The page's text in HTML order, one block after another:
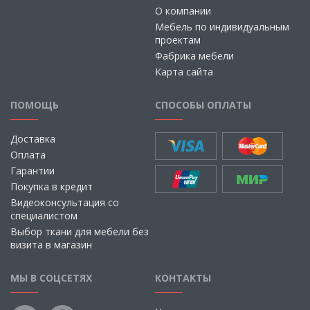
О компании
Мебель по индивидуальным
проектам
Фабрика мебели
Карта сайта
ПОМОЩЬ
Доставка
Оплата
Гарантии
Покупка в кредит
Видеоконсультация со
специалистом
Выбор ткани для мебели без
визита в магазин
СПОСОБЫ ОПЛАТЫ
МЫ В СОЦСЕТЯХ КОНТАКТЫ